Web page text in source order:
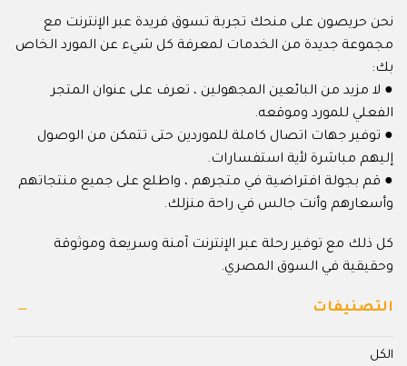
نحن حريصون على منحك تجربة تسوق فريدة عبر الإنترنت مع
مجموعة جديدة من الخدمات لمعرفة كل شيء عن المورد الخاص
بك:
● لا مزيد من البائعين المجهولين ، تعرف على عنوان المتجر
الفعلي للمورد وموقعه.
● توفير جهات اتصال كاملة للموردين حتى تتمكن من الوصول
إليهم مباشرة لأية استفسارات.
● قم بجولة افتراضية في متجرهم ، واطلع على جميع منتجاتهم
وأسعارهم وأنت جالس في راحة منزلك.
كل ذلك مع توفير رحلة عبر الإنترنت آمنة وسريعة وموثوقة
وحقيقية في السوق المصري.
التصنيفات
الكل